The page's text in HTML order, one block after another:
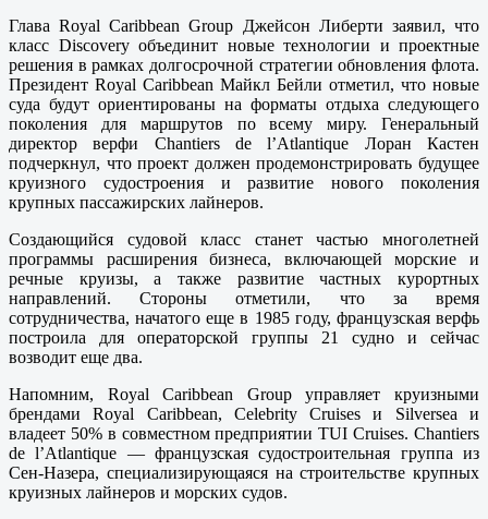
Глава Royal Caribbean Group Джейсон Либерти заявил, что
класс Discovery объединит новые технологии и проектные
решения в рамках долгосрочной стратегии обновления флота.
Президент Royal Caribbean Майкл Бейли отметил, что новые
суда будут ориентированы на форматы отдыха следующего
поколения для маршрутов по всему миру. Генеральный
директор верфи Chantiers de l’Atlantique Лоран Кастен
подчеркнул, что проект должен продемонстрировать будущее
круизного судостроения и развитие нового поколения
крупных пассажирских лайнеров.
Создающийся судовой класс станет частью многолетней
программы расширения бизнеса, включающей морские и
речные круизы, а также развитие частных курортных
направлений. Стороны отметили, что за время
сотрудничества, начатого еще в 1985 году, французская верфь
построила для операторской группы 21 судно и сейчас
возводит еще два.
Напомним, Royal Caribbean Group управляет круизными
брендами Royal Caribbean, Celebrity Cruises и Silversea и
владеет 50% в совместном предприятии TUI Cruises. Chantiers
de l’Atlantique — французская судостроительная группа из
Сен-Назера, специализирующаяся на строительстве крупных
круизных лайнеров и морских судов.